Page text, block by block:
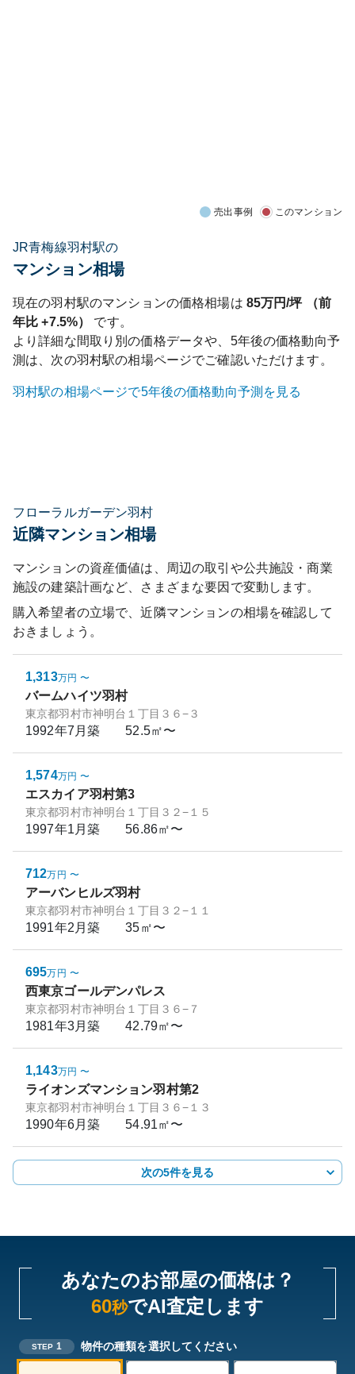
売出事例 このマンション
JR青梅線羽村駅の
マンション相場
現在の羽村駅のマンションの価格相場は 85万円/坪 （前
年比+7.5%）
です。
より詳細な間取り別の価格データや、5年後の価格動向予
測は、次の羽村駅の相場ページでご確認いただけます。
羽村駅の相場ページで5年後の価格動向予測を見る
フローラルガーデン羽村
近隣マンション相場
マンションの資産価値は、周辺の取引や公共施設・商業
施設の建築計画など、さまざまな要因で変動します。
購入希望者の立場で、近隣マンションの相場を確認して
おきましょう。
1,313万円 〜
バームハイツ羽村
東京都羽村市神明台１丁目３６−３
1992年7月築 52.5㎡〜
1,574万円 〜
エスカイア羽村第3
東京都羽村市神明台１丁目３２−１５
1997年1月築 56.86㎡〜
712万円 〜
アーバンヒルズ羽村
東京都羽村市神明台１丁目３２−１１
1991年2月築 35㎡〜
695万円 〜
西東京ゴールデンパレス
東京都羽村市神明台１丁目３６−７
1981年3月築 42.79㎡〜
1,143万円 〜
ライオンズマンション羽村第2
東京都羽村市神明台１丁目３６−１３
1990年6月築 54.91㎡〜
次の5件を見る
あなたのお部屋の価格は？
60秒でAI査定します
STEP 1 物件の種類を選択してください